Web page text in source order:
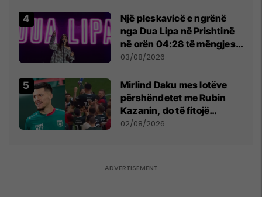
Një pleskavicë e ngrënë
nga Dua Lipa në Prishtinë
në orën 04:28 të mëngjesit
- dhe bota digjitale serbe
03/08/2026
Mirlind Daku mes lotëve
përshëndetet me Rubin
Kazanin, do të fitojë
miliona te Spartak Moska
02/08/2026